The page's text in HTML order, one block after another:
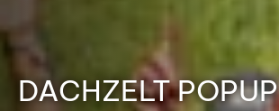
DACHZELT POPUP